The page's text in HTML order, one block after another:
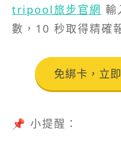
tripool旅步官網 輸
數，10 秒取得精確
免綁卡，立
📌 小提醒：